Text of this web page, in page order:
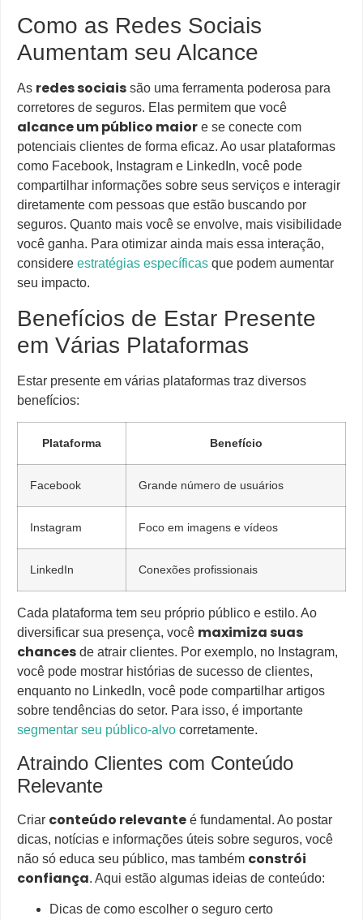
Como as Redes Sociais
Aumentam seu Alcance
As redes sociais são uma ferramenta poderosa para
corretores de seguros. Elas permitem que você
alcance um público maior e se conecte com
potenciais clientes de forma eficaz. Ao usar plataformas
como Facebook, Instagram e LinkedIn, você pode
compartilhar informações sobre seus serviços e interagir
diretamente com pessoas que estão buscando por
seguros. Quanto mais você se envolve, mais visibilidade
você ganha. Para otimizar ainda mais essa interação,
considere estratégias específicas que podem aumentar
seu impacto.
Benefícios de Estar Presente
em Várias Plataformas
Estar presente em várias plataformas traz diversos
benefícios:
Plataforma Benefício
Facebook Grande número de usuários
Instagram Foco em imagens e vídeos
LinkedIn Conexões profissionais
Cada plataforma tem seu próprio público e estilo. Ao
diversificar sua presença, você maximiza suas
chances de atrair clientes. Por exemplo, no Instagram,
você pode mostrar histórias de sucesso de clientes,
enquanto no LinkedIn, você pode compartilhar artigos
sobre tendências do setor. Para isso, é importante
segmentar seu público-alvo corretamente.
Atraindo Clientes com Conteúdo
Relevante
Criar conteúdo relevante é fundamental. Ao postar
dicas, notícias e informações úteis sobre seguros, você
não só educa seu público, mas também constrói
confiança. Aqui estão algumas ideias de conteúdo:
Dicas de como escolher o seguro certo